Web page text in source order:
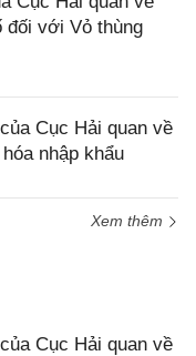
đối với Vỏ thùng
Cục Hải quan về
nhập khẩu
Xem thêm
Cục Hải quan về